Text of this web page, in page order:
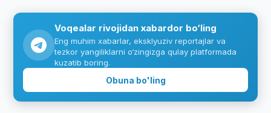
Voqealar rivojidan xabardor bo‘ling
Eng muhim xabarlar, eksklyuziv reportajlar va
tezkor yangiliklarni o‘zingizga qulay platformada
kuzatib boring.
Obuna bo'ling